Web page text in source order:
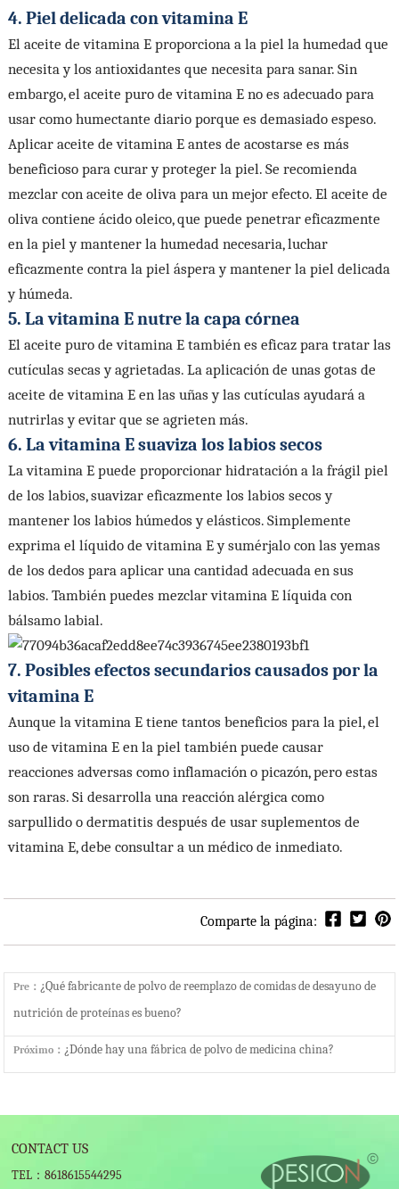
4. Piel delicada con vitamina E
El aceite de vitamina E proporciona a la piel la humedad que
necesita y los antioxidantes que necesita para sanar. Sin
embargo, el aceite puro de vitamina E no es adecuado para
usar como humectante diario porque es demasiado espeso.
Aplicar aceite de vitamina E antes de acostarse es más
beneficioso para curar y proteger la piel. Se recomienda
mezclar con aceite de oliva para un mejor efecto. El aceite de
oliva contiene ácido oleico, que puede penetrar eficazmente
en la piel y mantener la humedad necesaria, luchar
eficazmente contra la piel áspera y mantener la piel delicada
y húmeda.
5. La vitamina E nutre la capa córnea
El aceite puro de vitamina E también es eficaz para tratar las
cutículas secas y agrietadas. La aplicación de unas gotas de
aceite de vitamina E en las uñas y las cutículas ayudará a
nutrirlas y evitar que se agrieten más.
6. La vitamina E suaviza los labios secos
La vitamina E puede proporcionar hidratación a la frágil piel
de los labios, suavizar eficazmente los labios secos y
mantener los labios húmedos y elásticos. Simplemente
exprima el líquido de vitamina E y sumérjalo con las yemas
de los dedos para aplicar una cantidad adecuada en sus
labios. También puedes mezclar vitamina E líquida con
bálsamo labial.
7. Posibles efectos secundarios causados por la
vitamina E
Aunque la vitamina E tiene tantos beneficios para la piel, el
uso de vitamina E en la piel también puede causar
reacciones adversas como inflamación o picazón, pero estas
son raras. Si desarrolla una reacción alérgica como
sarpullido o dermatitis después de usar suplementos de
vitamina E, debe consultar a un médico de inmediato.
Comparte la página:
Pre： ¿Qué fabricante de polvo de reemplazo de comidas de desayuno de
nutrición de proteínas es bueno?
Próximo： ¿Dónde hay una fábrica de polvo de medicina china?
CONTACT US
TEL：8618615544295